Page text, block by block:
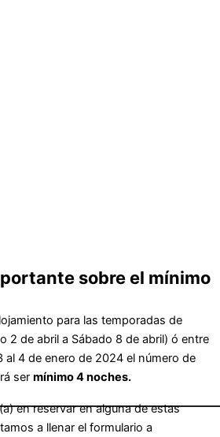
sobre el mínimo
para las temporadas de
2 de abril a Sábado 8 de abril) ó entre
al 4 de enero de 2024 el número de
ser mínimo 4 noches.
en reservar en alguna de estas
a llenar el formulario a